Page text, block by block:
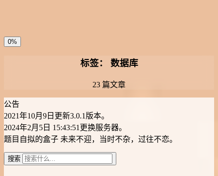
0%
标签： 数据库
23 篇文章
公告
2021年10月9日更新3.0.1版本。
2024年2月5日 15:43:51更换服务器。
题目自拟的盒子 未来不迎，当时不杂，过往不恋。
搜索